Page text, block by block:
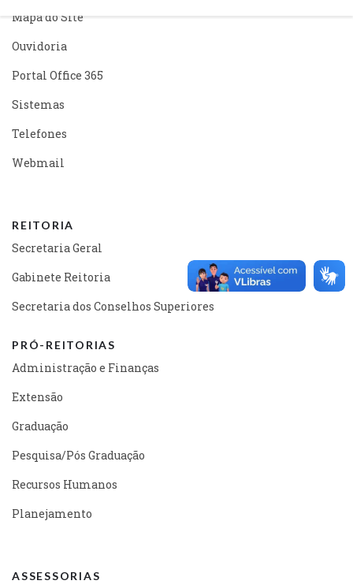
Mapa do Site
Ouvidoria
Portal Office 365
Sistemas
Telefones
Webmail
REITORIA
Secretaria Geral
Gabinete Reitoria
Secretaria dos Conselhos Superiores
PRÓ-REITORIAS
Administração e Finanças
Extensão
Graduação
Pesquisa/Pós Graduação
Recursos Humanos
Planejamento
ASSESSORIAS